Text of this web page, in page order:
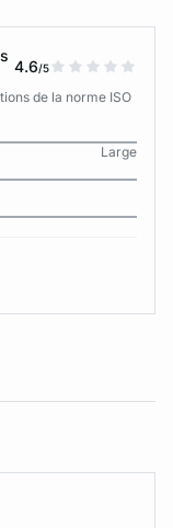
4.6/5
de la norme ISO
Large